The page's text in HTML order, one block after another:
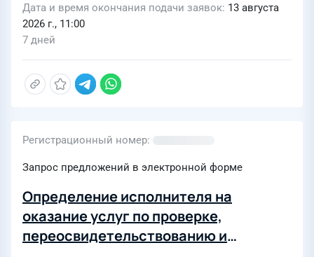
Дата и время окончания подачи заявок 13 августа
2026 г., 11:00
7 дней
Регистрационный номер
Запрос предложений в электронной форме
Определение исполнителя на
оказание услуг по проверке,
переосвидетельствованию и